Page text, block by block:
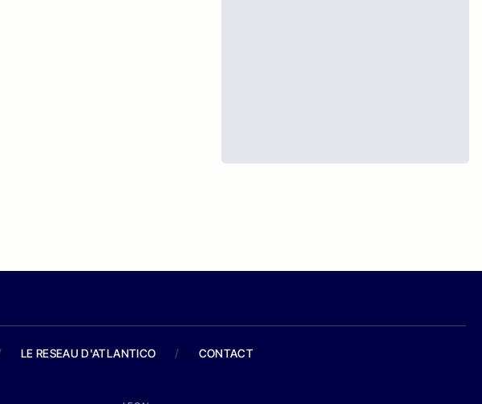
LE RESEAU D'ATLANTICO / CONTACT